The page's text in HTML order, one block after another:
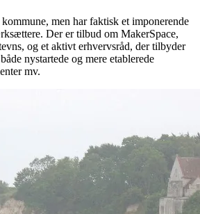
men har faktisk et imponerende
Der er tilbud om MakerSpace,
og et aktivt erhvervsråd, der tilbyder
nystartede og mere etablerede
mv.